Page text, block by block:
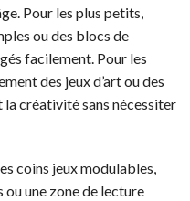
Pour les plus petits,
ou des blocs de
facilement. Pour les
des jeux d’art ou des
créativité sans nécessiter
coins jeux modulables,
une zone de lecture